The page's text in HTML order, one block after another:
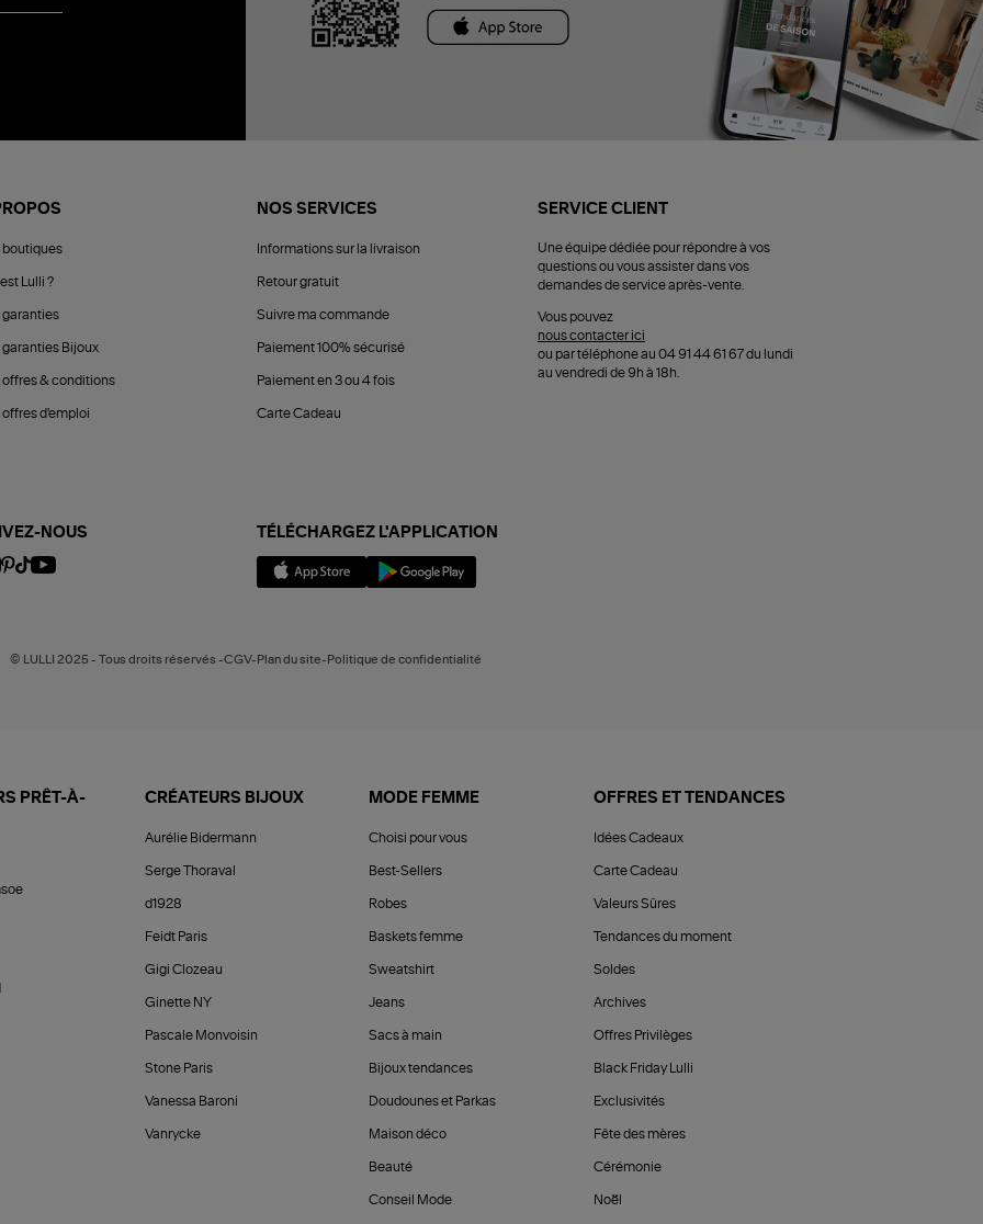
boutiques
Lulli ?
garanties
garanties Bijoux
offres & conditions
offres d'emploi
NOS SERVICES
Informations sur la livraison
Retour gratuit
Suivre ma commande
Paiement 100% sécurisé
Paiement en 3 ou 4 fois
Carte Cadeau
SERVICE CLIENT
Une équipe dédiée pour répondre à vos
questions ou vous assister dans vos
demandes de service après-vente.
Vous pouvez
nous contacter ici
ou par téléphone au 04 91 44 61 67 du lundi
au vendredi de 9h à 18h.
NOUS TÉLÉCHARGEZ L'APPLICATION
© LULLI 2025 - Tous droits réservés -CGV-Plan du site-Politique de confidentialité
PRÊT-À-
CRÉATEURS BIJOUX
Aurélie Bidermann
Serge Thoraval
d1928
Feidt Paris
Gigi Clozeau
Ginette NY
Pascale Monvoisin
Stone Paris
Vanessa Baroni
Vanrycke
MODE FEMME
Choisi pour vous
Best-Sellers
Robes
Baskets femme
Sweatshirt
Jeans
Sacs à main
Bijoux tendances
Doudounes et Parkas
Maison déco
Beauté
Conseil Mode
OFFRES ET TENDANCES
Idées Cadeaux
Carte Cadeau
Valeurs Sûres
Tendances du moment
Soldes
Archives
Offres Privilèges
Black Friday Lulli
Exclusivités
Fête des mères
Cérémonie
Noël